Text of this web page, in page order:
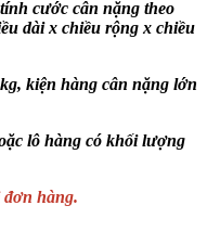
cước cân nặng theo
dài x chiều rộng x chiều
kiện hàng cân nặng lớn
lô hàng có khối lượng
đơn hàng.